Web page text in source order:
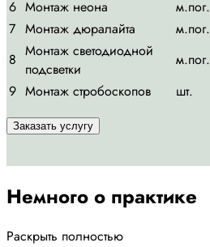
6 Монтаж неона
м.пог.
7 Монтаж дюралайта
м.пог.
8 Монтаж светодиодной
подсветки
м.пог.
9 Монтаж стробоскопов шт.
Заказать услугу
Немного о практике
Раскрыть полностью